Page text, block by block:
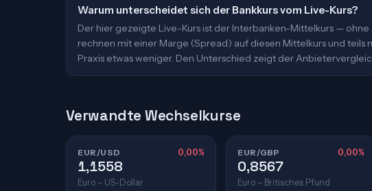
Warum unterscheidet sich der Bankkurs vom Live-Kurs?
Der hier gezeigte Live-Kurs ist der Interbanken-Mittelkurs —
rechnen mit einer Marge (Spread) auf diesen Mittelkurs und teils
Praxis etwas weniger. Den Unterschied zeigt der
Verwandte Wechselkurse
EUR/USD 0,00%
1,1558
Euro – US-Dollar
EUR/GBP 0,00%
0,8567
Euro – Britisches Pfund